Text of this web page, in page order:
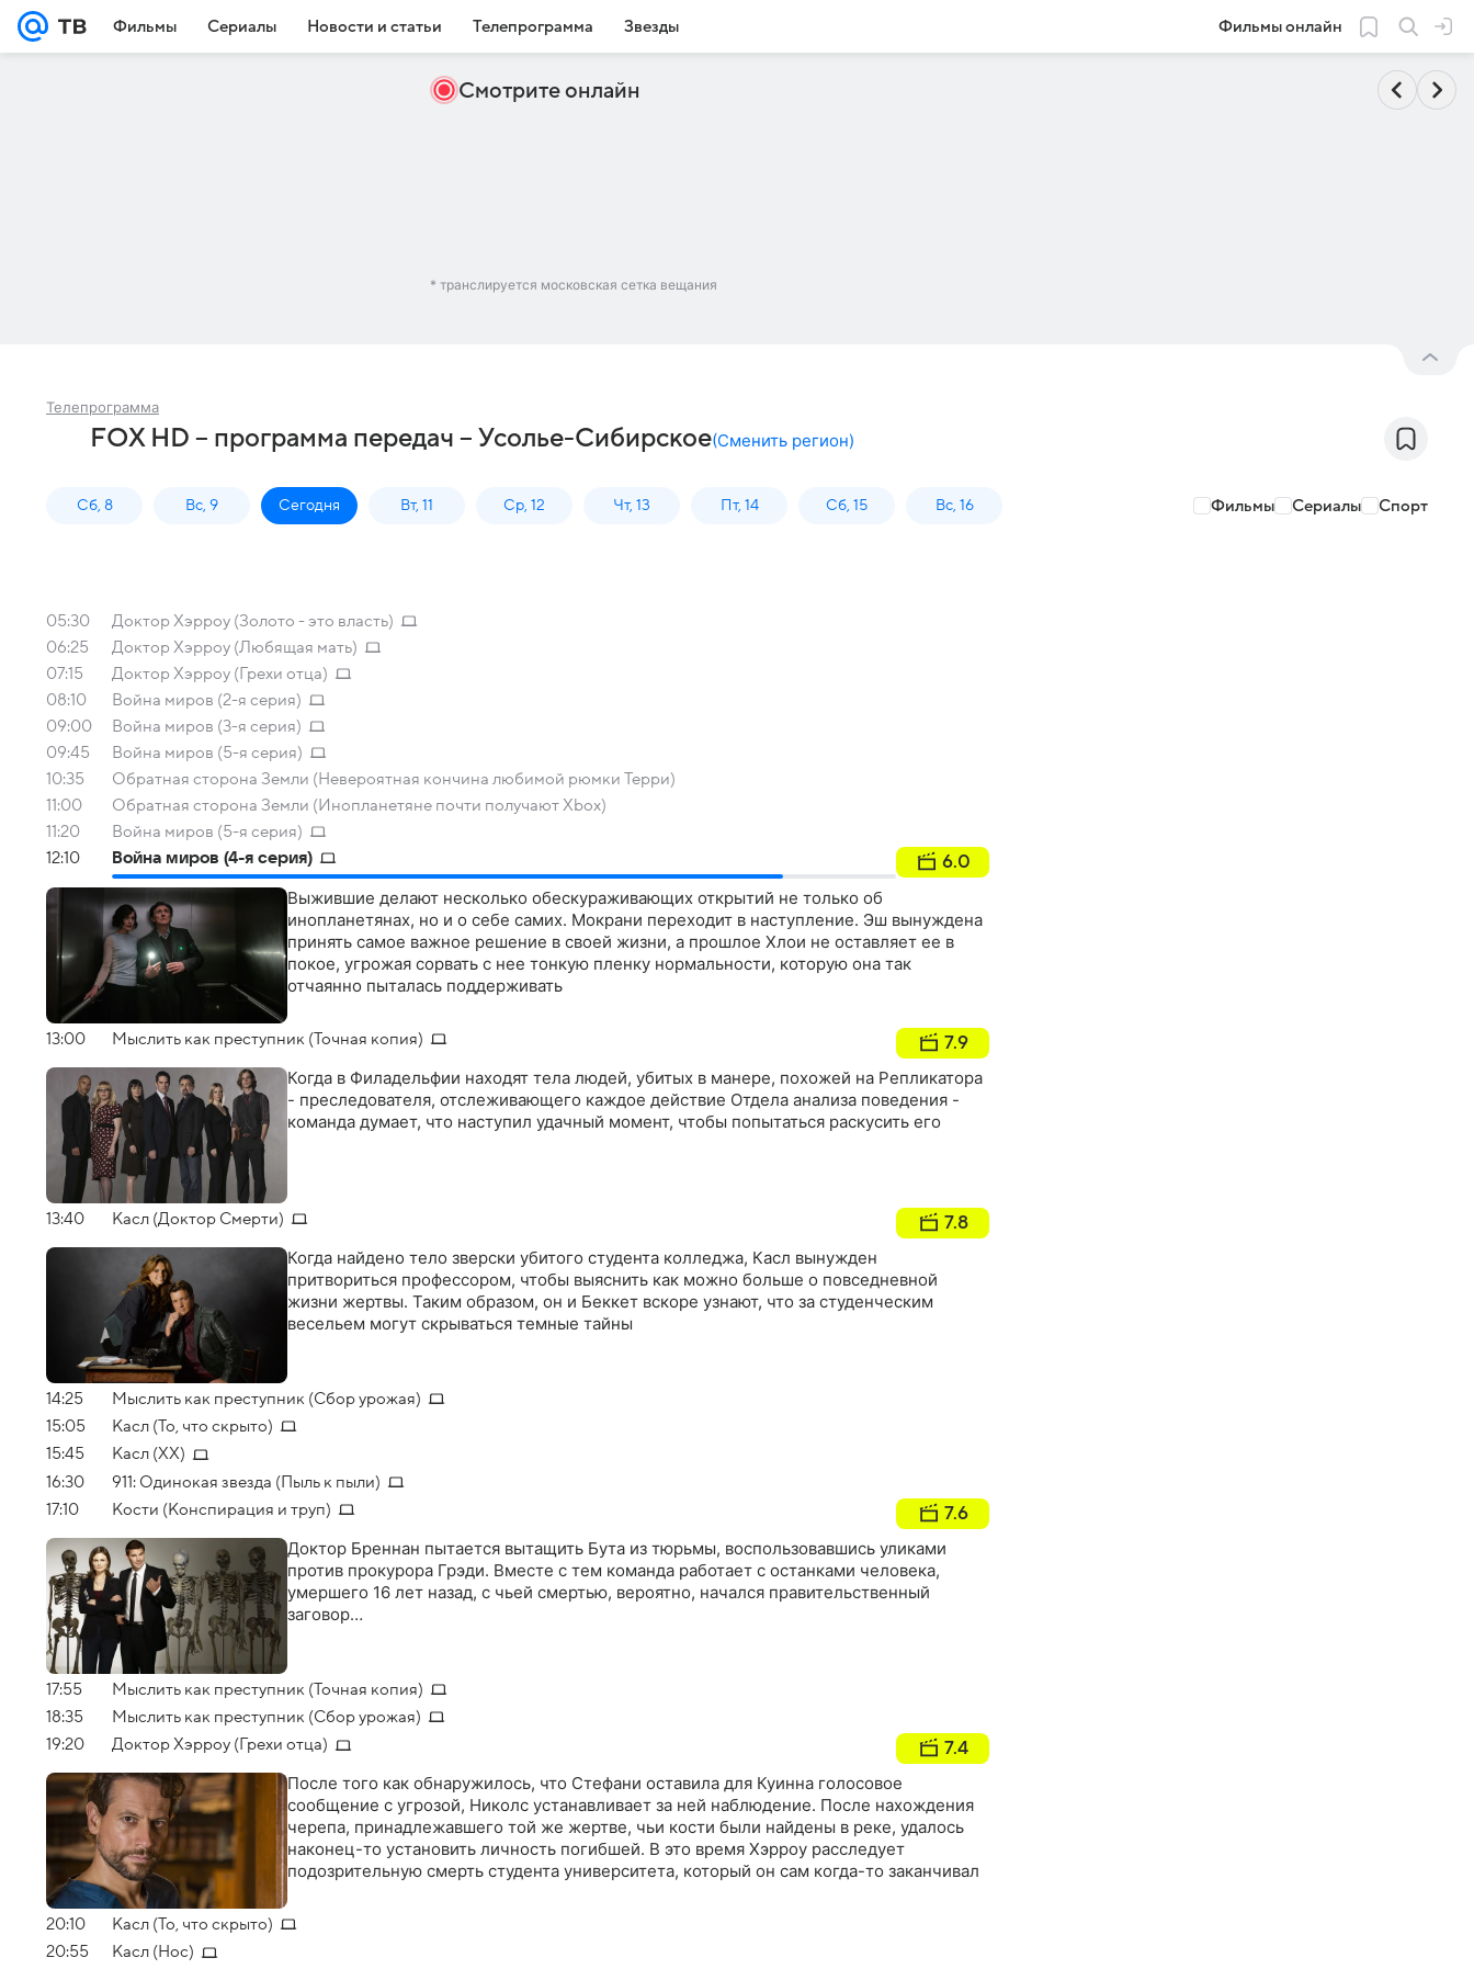
Фильмы Сериалы Новости и статьи Телепрограмма Звезды Фильмы онлайн
Смотрите онлайн
* транслируется московская сетка вещания
Телепрограмма
FOX HD – программа передач – Усолье-Сибирское(Сменить регион)
Сб, 8 Вс, 9 Сегодня Вт, 11 Ср, 12 Чт, 13 Пт, 14 Сб, 15 Вс, 16 Фильмы Сериалы Спорт
05:30
Доктор Хэрроу (Золото - это власть)
06:25
Доктор Хэрроу (Любящая мать)
07:15
Доктор Хэрроу (Грехи отца)
08:10
Война миров (2-я серия)
09:00
Война миров (3-я серия)
09:45
Война миров (5-я серия)
10:35
Обратная сторона Земли (Невероятная кончина любимой рюмки Терри)
11:00
Обратная сторона Земли (Инопланетяне почти получают Xbox)
11:20
Война миров (5-я серия)
12:10
Война миров (4-я серия) 6.0
Выжившие делают несколько обескураживающих открытий не только об
инопланетянах, но и о себе самих. Мокрани переходит в наступление. Эш вынуждена
принять самое важное решение в своей жизни, а прошлое Хлои не оставляет ее в
покое, угрожая сорвать с нее тонкую пленку нормальности, которую она так
отчаянно пыталась поддерживать
13:00 Мыслить как преступник (Точная копия) 7.9
Когда в Филадельфии находят тела людей, убитых в манере, похожей на Репликатора
- преследователя, отслеживающего каждое действие Отдела анализа поведения -
команда думает, что наступил удачный момент, чтобы попытаться раскусить его
13:40 Касл (Доктор Смерти) 7.8
Когда найдено тело зверски убитого студента колледжа, Касл вынужден
притвориться профессором, чтобы выяснить как можно больше о повседневной
жизни жертвы. Таким образом, он и Беккет вскоре узнают, что за студенческим
весельем могут скрываться темные тайны
14:25
Мыслить как преступник (Сбор урожая)
15:05
Касл (То, что скрыто)
15:45
Касл (XX)
16:30
911: Одинокая звезда (Пыль к пыли)
17:10
Кости (Конспирация и труп) 7.6
Доктор Бреннан пытается вытащить Бута из тюрьмы, воспользовавшись уликами
против прокурора Грэди. Вместе с тем команда работает с останками человека,
умершего 16 лет назад, с чьей смертью, вероятно, начался правительственный
заговор…
17:55
Мыслить как преступник (Точная копия)
18:35
Мыслить как преступник (Сбор урожая)
19:20
Доктор Хэрроу (Грехи отца) 7.4
После того как обнаружилось, что Стефани оставила для Куинна голосовое
сообщение с угрозой, Николс устанавливает за ней наблюдение. После нахождения
черепа, принадлежавшего той же жертве, чьи кости были найдены в реке, удалось
наконец-то установить личность погибшей. В это время Хэрроу расследует
подозрительную смерть студента университета, который он сам когда-то заканчивал
20:10
Касл (То, что скрыто)
20:55
Касл (Нос)